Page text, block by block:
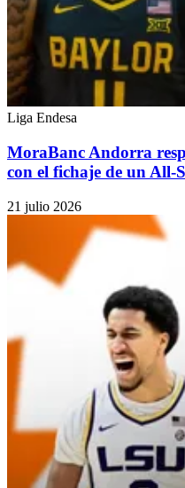
Liga Endesa
MoraBanc Andorra
con el fichaje de un All-
21 julio 2026